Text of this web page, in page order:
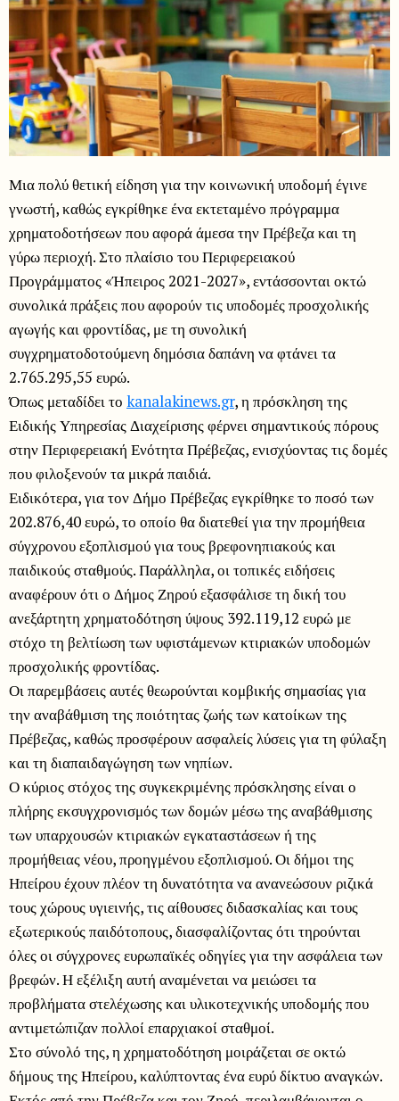
Μια πολύ θετική είδηση για την κοινωνική υποδομή έγινε
γνωστή, καθώς εγκρίθηκε ένα εκτεταμένο πρόγραμμα
χρηματοδοτήσεων που αφορά άμεσα την Πρέβεζα και τη
γύρω περιοχή. Στο πλαίσιο του Περιφερειακού
Προγράμματος «Ήπειρος 2021-2027», εντάσσονται οκτώ
συνολικά πράξεις που αφορούν τις υποδομές προσχολικής
αγωγής και φροντίδας, με τη συνολική
συγχρηματοδοτούμενη δημόσια δαπάνη να φτάνει τα
2.765.295,55 ευρώ.
Όπως μεταδίδει το kanalakinews.gr, η πρόσκληση της
Ειδικής Υπηρεσίας Διαχείρισης φέρνει σημαντικούς πόρους
στην Περιφερειακή Ενότητα Πρέβεζας, ενισχύοντας τις δομές
που φιλοξενούν τα μικρά παιδιά.
Ειδικότερα, για τον Δήμο Πρέβεζας εγκρίθηκε το ποσό των
202.876,40 ευρώ, το οποίο θα διατεθεί για την προμήθεια
σύγχρονου εξοπλισμού για τους βρεφονηπιακούς και
παιδικούς σταθμούς. Παράλληλα, οι τοπικές ειδήσεις
αναφέρουν ότι ο Δήμος Ζηρού εξασφάλισε τη δική του
ανεξάρτητη χρηματοδότηση ύψους 392.119,12 ευρώ με
στόχο τη βελτίωση των υφιστάμενων κτιριακών υποδομών
προσχολικής φροντίδας.
Οι παρεμβάσεις αυτές θεωρούνται κομβικής σημασίας για
την αναβάθμιση της ποιότητας ζωής των κατοίκων της
Πρέβεζας, καθώς προσφέρουν ασφαλείς λύσεις για τη φύλαξη
και τη διαπαιδαγώγηση των νηπίων.
Ο κύριος στόχος της συγκεκριμένης πρόσκλησης είναι ο
πλήρης εκσυγχρονισμός των δομών μέσω της αναβάθμισης
των υπαρχουσών κτιριακών εγκαταστάσεων ή της
προμήθειας νέου, προηγμένου εξοπλισμού. Οι δήμοι της
Ηπείρου έχουν πλέον τη δυνατότητα να ανανεώσουν ριζικά
τους χώρους υγιεινής, τις αίθουσες διδασκαλίας και τους
εξωτερικούς παιδότοπους, διασφαλίζοντας ότι τηρούνται
όλες οι σύγχρονες ευρωπαϊκές οδηγίες για την ασφάλεια των
βρεφών. Η εξέλιξη αυτή αναμένεται να μειώσει τα
προβλήματα στελέχωσης και υλικοτεχνικής υποδομής που
αντιμετώπιζαν πολλοί επαρχιακοί σταθμοί.
Στο σύνολό της, η χρηματοδότηση μοιράζεται σε οκτώ
δήμους της Ηπείρου, καλύπτοντας ένα ευρύ δίκτυο αναγκών.